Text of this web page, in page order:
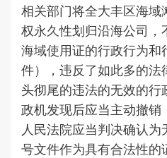
相关部门将全大丰区海域
权永久性划归沿海公司，
海域使用证的行政行为和
件），违反了如此多的法
头彻尾的违法的无效的
政机发现后应当主动撤销
人民法院应当判决确认
号文件作为具有合法性的